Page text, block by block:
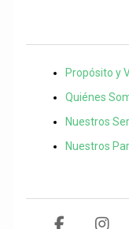
Propósito y
Quiénes
Nuestros
Nuestros